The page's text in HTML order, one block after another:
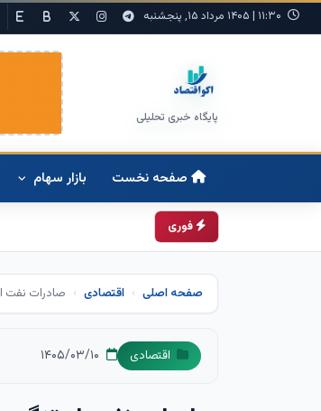
۱۱:۳۰ | ۱۴۰۵ مرداد ۱۵, پنجشنبه
پایگاه خبری تحلیلی
صفحه نخست بازار سهام
فوری
صفحه اصلی اقتصادی صادرات نفت
اقتصادی